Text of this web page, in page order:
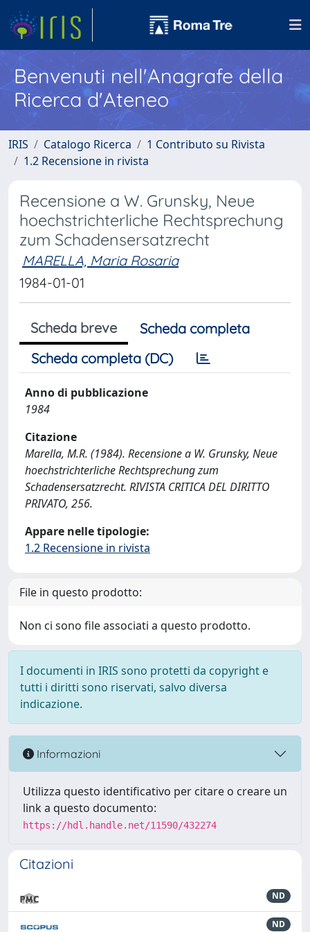
Benvenuti nell'Anagrafe della
Ricerca d'Ateneo
IRIS Catalogo Ricerca
1 Contributo su Rivista
1.2 Recensione in rivista
Recensione a W. Grunsky, Neue
hoechstrichterliche Rechtsprechung
zum Schadensersatzrecht
MARELLA, Maria Rosaria
1984-01-01
Scheda breve
Scheda completa
Scheda completa (DC)
Anno di pubblicazione
1984
Citazione
Marella, M.R. (1984). Recensione a W. Grunsky, Neue
hoechstrichterliche Rechtsprechung zum
Schadensersatzrecht. RIVISTA CRITICA DEL DIRITTO
PRIVATO, 256.
Appare nelle tipologie:
1.2 Recensione in rivista
File in questo prodotto:
Non ci sono file associati a questo prodotto.
I documenti in IRIS sono protetti da copyright e
tutti i diritti sono riservati, salvo diversa
indicazione.
Informazioni
Utilizza questo identificativo per citare o creare un
link a questo documento:
https://hdl.handle.net/11590/432274
Citazioni
ND
ND